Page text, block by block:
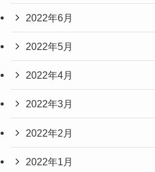
2022年6月
2022年5月
2022年4月
2022年3月
2022年2月
2022年1月